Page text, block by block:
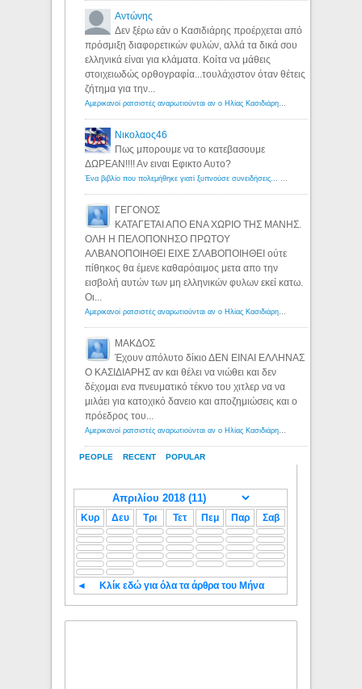
PEOPLE RECENT POPULAR
Αντώνης
Δεν ξέρω εάν ο Κασιδιάρης προέρχεται από
πρόσμιξη διαφορετικών φυλών, αλλά τα δικά σου
ελληνικά είναι για κλάματα. Κοίτα να μάθεις
στοιχειωδώς ορθογραφία...τουλάχιστον όταν θέτεις
ζήτημα για την...
Νικολαος46
Πως μπορουμε να το κατεβασουμε
ΔΩΡΕΑΝ!!!! Αν ειναι Εφικτο Αυτο?
ΓΕΓΟΝΟΣ
ΚΑΤΑΓΕΤΑΙ ΑΠΟ ΕΝΑ ΧΩΡΙΟ ΤΗΣ ΜΑΝΗΣ.
ΟΛΗ Η ΠΕΛΟΠΟΝΗΣΟ ΠΡΩΤΟΥ
ΑΛΒΑΝΟΠΟΙΗΘΕΙ ΕΙΧΕ ΣΛΑΒΟΠΟΙΗΘΕΙ ούτε
πίθηκος θα έμενε καθαρόαιμος μετα απο την
εισβολή αυτών των μη ελληνικών φυλων εκεί κατω.
Οι...
ΜΑΚΔΟΣ
Έχουν απόλυτο δίκιο ΔΕΝ ΕΙΝΑΙ ΕΛΛΗΝΑΣ
Ο ΚΑΣΙΔΙΑΡΗΣ αν και θέλει να νιώθει και δεν
δέχομαι ενα πνευματικό τέκνο του χιτλερ να να
μιλάει για κατοχικό δανειο και αποζημιώσεις και ο
πρόεδρος του...
Κυρ Δευ Τρι Τετ Πεμ Παρ Σαβ
◄ Κλίκ εδώ για όλα τα άρθρα του Μήνα